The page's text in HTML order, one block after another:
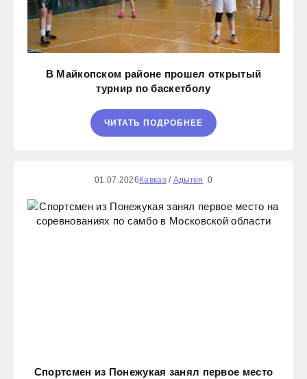
В Майкопском районе прошел открытый
турнир по баскетболу
ЧИТАТЬ ПОДРОБНЕЕ
01.07.2026Кавказ / Адыгея 0
Спортсмен из Понежукая занял первое место